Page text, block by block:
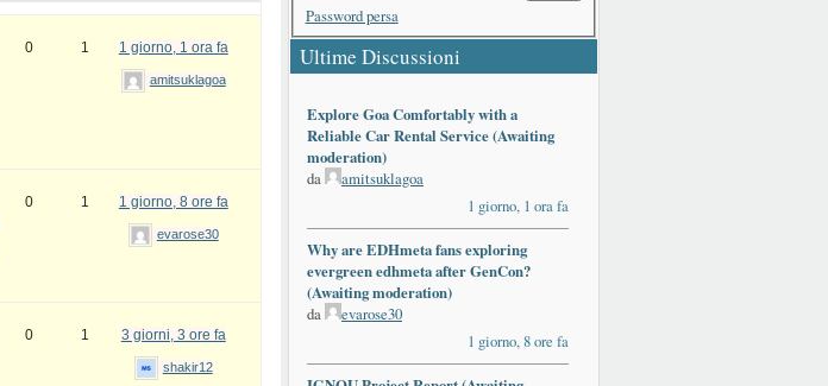
0 1 1 giorno, 1 ora fa
amitsuklagoa
0 1 1 giorno, 8 ore fa
evarose30
0 1 3 giorni, 3 ore fa
shakir12
Password persa
Ultime Discussioni
Explore Goa Comfortably with a
Reliable Car Rental Service (Awaiting
moderation)
da
amitsuklagoa
1 giorno, 1 ora fa
Why are EDHmeta fans exploring
evergreen edhmeta after GenCon?
(Awaiting moderation)
da
evarose30
1 giorno, 8 ore fa